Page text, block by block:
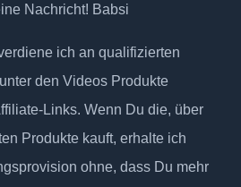
Nachricht! Babsi
ich an qualifizierten
den Videos Produkte
Links. Wenn Du die, über
Produkte kauft, erhalte ich
ohne, dass Du mehr